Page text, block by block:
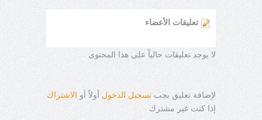
تعليقات الأعضاء
لا يوجد تعليقات حالياً على هذا المحتوى
لإضافة تعليق يجب تسجيل الدخول أولاً أو
الاشتراك
إذا كنت غير مشترك